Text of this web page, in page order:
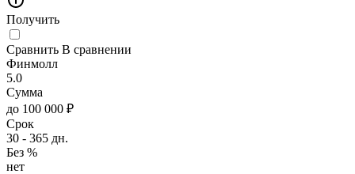
Получить
Сравнить В сравнении
Финмолл
5.0
Сумма
до 100 000 ₽
Срок
30 - 365 дн.
Без %
нет